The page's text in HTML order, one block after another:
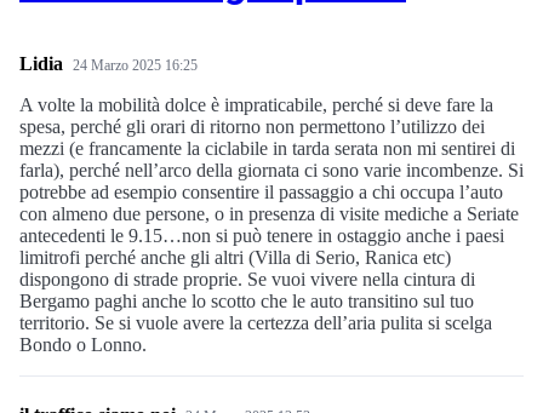
Lidia 24 Marzo 2025 16:25
A volte la mobilità dolce è impraticabile, perché si deve fare la
spesa, perché gli orari di ritorno non permettono l’utilizzo dei
mezzi (e francamente la ciclabile in tarda serata non mi sentirei di
farla), perché nell’arco della giornata ci sono varie incombenze. Si
potrebbe ad esempio consentire il passaggio a chi occupa l’auto
con almeno due persone, o in presenza di visite mediche a Seriate
antecedenti le 9.15…non si può tenere in ostaggio anche i paesi
limitrofi perché anche gli altri (Villa di Serio, Ranica etc)
dispongono di strade proprie. Se vuoi vivere nella cintura di
Bergamo paghi anche lo scotto che le auto transitino sul tuo
territorio. Se si vuole avere la certezza dell’aria pulita si scelga
Bondo o Lonno.